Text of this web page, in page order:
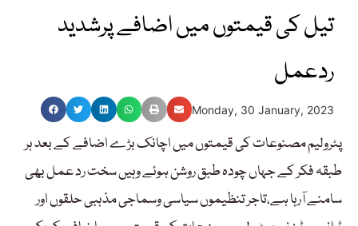
تیل کی قیمتوں میں اضافے پرشدید
ردعمل
Monday, 30 January, 2023
پٹرولیم مصنوعات کی قیمتوں میں اچانک بڑے اضافے کے بعد ہر
طبقہ فکر کے جہاں چودہ طبق روشن ہوئے وہیں سخت رد عمل بھی
سامنے آرہا ہے،تاجر تنظیموں سیاسی وسماجی مذہبی حلقوں اور